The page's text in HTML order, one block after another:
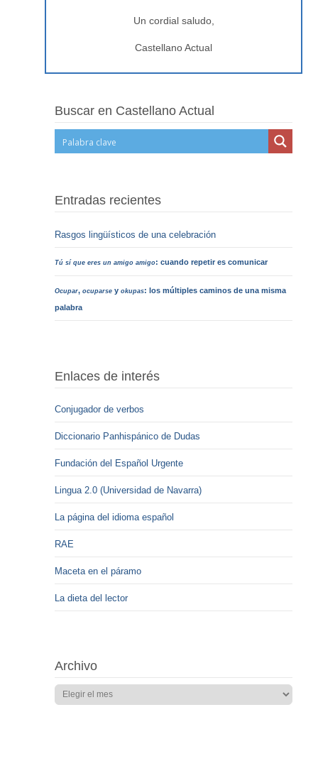
Un cordial saludo,
Castellano Actual
Buscar en Castellano Actual
Entradas recientes
Rasgos lingüísticos de una celebración
Tú sí que eres un amigo amigo: cuando repetir es comunicar
Ocupar,ocuparse yokupas: los múltiples caminos de una misma
palabra
Enlaces de interés
Conjugador de verbos
Diccionario Panhispánico de Dudas
Fundación del Español Urgente
Lingua 2.0 (Universidad de Navarra)
La página del idioma español
RAE
Maceta en el páramo
La dieta del lector
Archivo